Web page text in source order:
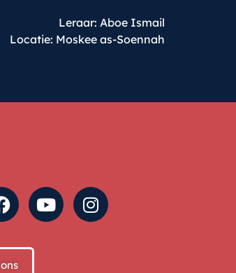
Leraar: Aboe Ismail
Locatie: Moskee as-Soennah